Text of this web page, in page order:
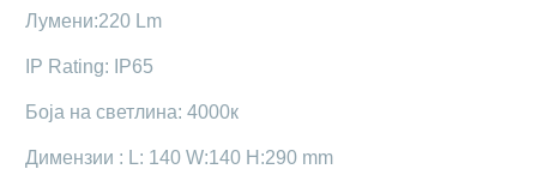
Лумени:220 Lm
IP Rating: IP65
Боја на светлина: 4000к
Димензии : L: 140 W:140 H:290 mm